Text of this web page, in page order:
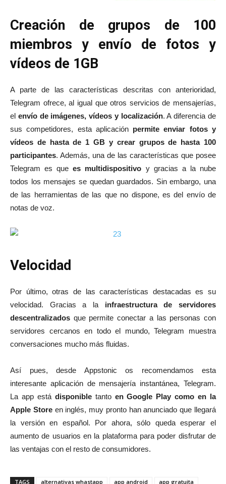
Creación de grupos de 100
miembros y envío de fotos y
vídeos de 1GB
A parte de las características descritas con anterioridad,
Telegram ofrece, al igual que otros servicios de mensajerías,
el envío de imágenes, vídeos y localización. A diferencia de
sus competidores, esta aplicación permite enviar fotos y
vídeos de hasta de 1 GB y crear grupos de hasta 100
participantes. Además, una de las características que posee
Telegram es quees multidispositivo y gracias a la nube
todos los mensajes se quedan guardados. Sin embargo, una
de las herramientas de las que no dispone, es del envío de
notas de voz.
Velocidad
Por último, otras de las características destacadas es su
velocidad. Gracias a la infraestructura de servidores
descentralizados que permite conectar a las personas con
servidores cercanos en todo el mundo, Telegram muestra
conversaciones mucho más fluidas.
Así pues, desde Appstonic os recomendamos esta
interesante aplicación de mensajería instantánea, Telegram.
La app está disponibletanto en Google Play como en la
Apple Storeen inglés, muy pronto han anunciado que llegará
la versión en español. Por ahora, sólo queda esperar el
aumento de usuarios en la plataforma para poder disfrutar de
las ventajas con el resto de consumidores.
TAGS alternativas whastapp app android
app gratuita